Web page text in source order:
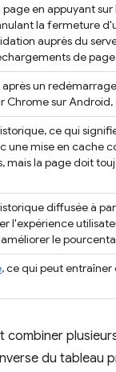
en appuyant
la fermeture
auprès du
de
un
Chrome sur
ce qui
une mise en cache
mais la page doit
diffusée à
l'expérience
le
, ce qui peut
du tableau